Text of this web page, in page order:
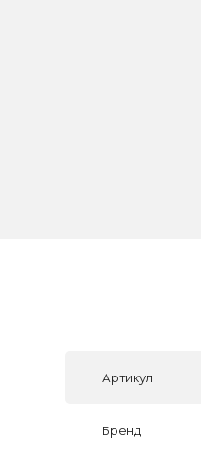
Артикул
Бренд